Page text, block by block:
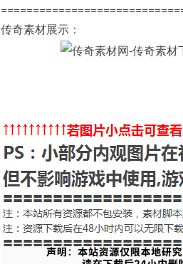
传奇素材展示：